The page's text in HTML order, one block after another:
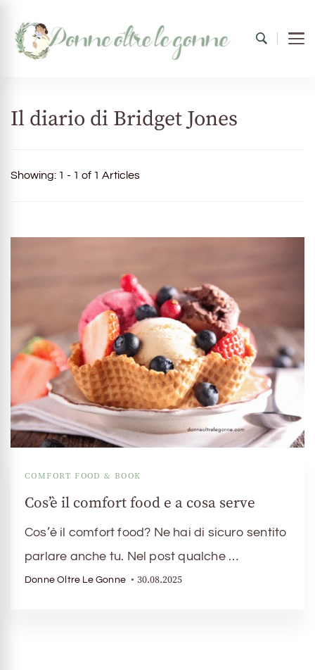
Il diario di Bridget Jones
Showing: 1 - 1 of 1 Articles
COMFORT FOOD & BOOK
Cos’è il comfort food e a cosa serve
Cos’è il comfort food? Ne hai di sicuro sentito
parlare anche tu. Nel post qualche …
Donne Oltre Le Gonne 30.08.2025